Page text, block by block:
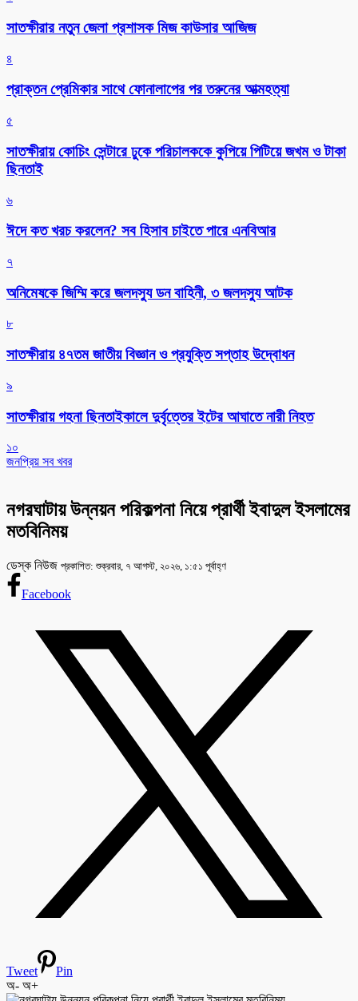
সাতক্ষীরার নতুন জেলা প্রশাসক মিজ কাউসার আজিজ
৪
প্রাক্তন প্রেমিকার সাথে ফোনালাপের পর তরুনের আত্মহত্যা
৫
সাতক্ষীরায় কোচিং সেন্টারে ঢুকে পরিচালককে কুপিয়ে পিটিয়ে জখম ও টাকা
ছিনতাই
৬
ঈদে কত খরচ করলেন? সব হিসাব চাইতে পারে এনবিআর
৭
অনিমেষকে জিম্মি করে জলদস্যু ডন বাহিনী, ৩ জলদস্যু আটক
৮
সাতক্ষীরায় ৪৭তম জাতীয় বিজ্ঞান ও প্রযুক্তি সপ্তাহ উদ্বোধন
৯
সাতক্ষীরায় গহনা ছিনতাইকালে দুর্বৃত্তের ইটের আঘাতে নারী নিহত
১০
জনপ্রিয় সব খবর
নগরঘাটায় উন্নয়ন পরিকল্পনা নিয়ে প্রার্থী ইবাদুল ইসলামের
মতবিনিময়
ডেস্ক নিউজ প্রকাশিত: শুক্রবার, ৭ আগস্ট, ২০২৬, ১:৫১ পূর্বাহ্ণ
Facebook
Tweet
Pin
অ- অ+